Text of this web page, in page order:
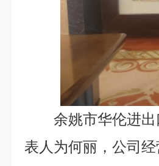
余姚市华伦进
表人为何丽，公司